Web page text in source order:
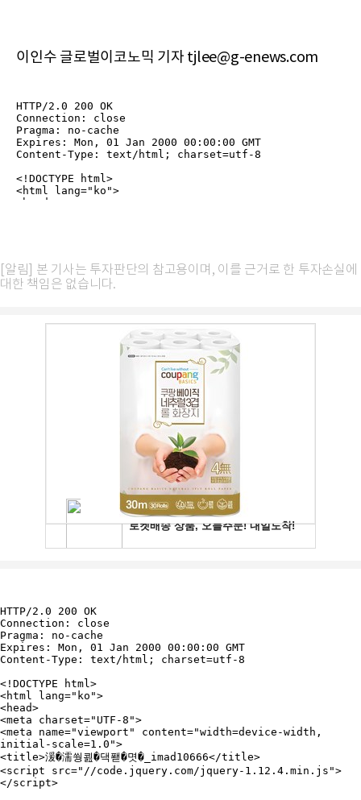
이인수 글로벌이코노믹 기자 tjlee@g-enews.com
[알림] 본 기사는 투자판단의 참고용이며, 이를 근거로 한 투자손실에
대한 책임은 없습니다.